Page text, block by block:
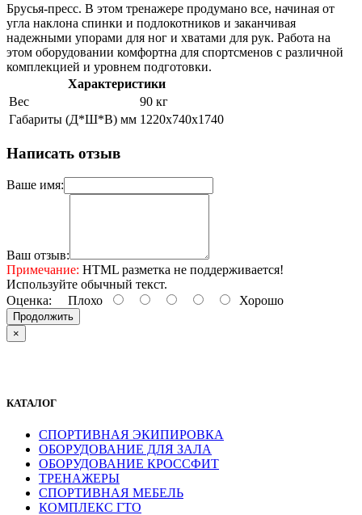
Брусья-пресс. В этом тренажере продумано все, начиная от
угла наклона спинки и подлокотников и заканчивая
надежными упорами для ног и хватами для рук. Работа на
этом оборудовании комфортна для спортсменов с различной
комплекцией и уровнем подготовки.
Характеристики
Вес
90 кг
Габариты (Д*Ш*В) мм 1220х740x1740
Написать отзыв
Ваше имя:
Ваш отзыв:
Примечание: HTML разметка не поддерживается!
Используйте обычный текст.
Оценка: Плохо Хорошо
Продолжить
×
КАТАЛОГ
СПОРТИВНАЯ ЭКИПИРОВКА
ОБОРУДОВАНИЕ ДЛЯ ЗАЛА
ОБОРУДОВАНИЕ КРОССФИТ
ТРЕНАЖЕРЫ
СПОРТИВНАЯ МЕБЕЛЬ
КОМПЛЕКС ГТО